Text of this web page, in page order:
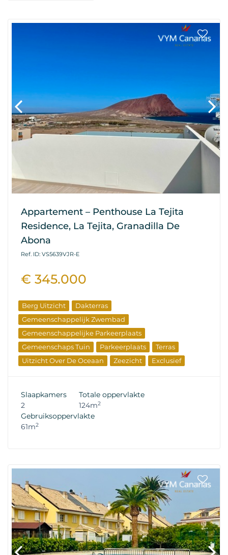
Appartement – Penthouse La Tejita
Residence, La Tejita, Granadilla De
Abona
Ref. ID: VS5639VJR-E
€ 345.000
Berg Uitzicht
Dakterras
Gemeenschappelijk Zwembad
Gemeenschappelijke Parkeerplaats
Gemeenschaps Tuin
Parkeerplaats
Terras
Uitzicht Over De Oceaan
Zeezicht
Exclusief
Slaapkamers
2
Totale oppervlakte
124m2
Gebruiksoppervlakte
61m2